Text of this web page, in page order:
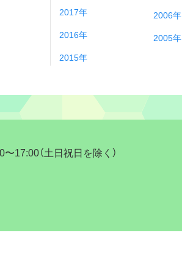
2017年
2016年
2015年
2006年
2005年
17:00（土日祝日を除く）